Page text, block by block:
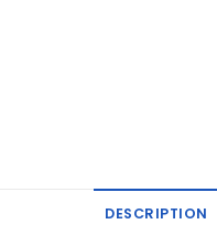
DESCRIPTION